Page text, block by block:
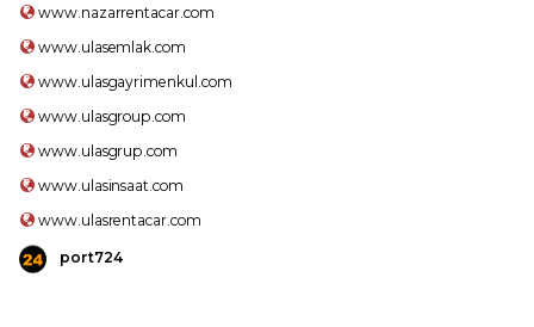
www.nazarrentacar.com
www.ulasemlak.com
www.ulasgayrimenkul.com
www.ulasgroup.com
www.ulasgrup.com
www.ulasinsaat.com
www.ulasrentacar.com
port724